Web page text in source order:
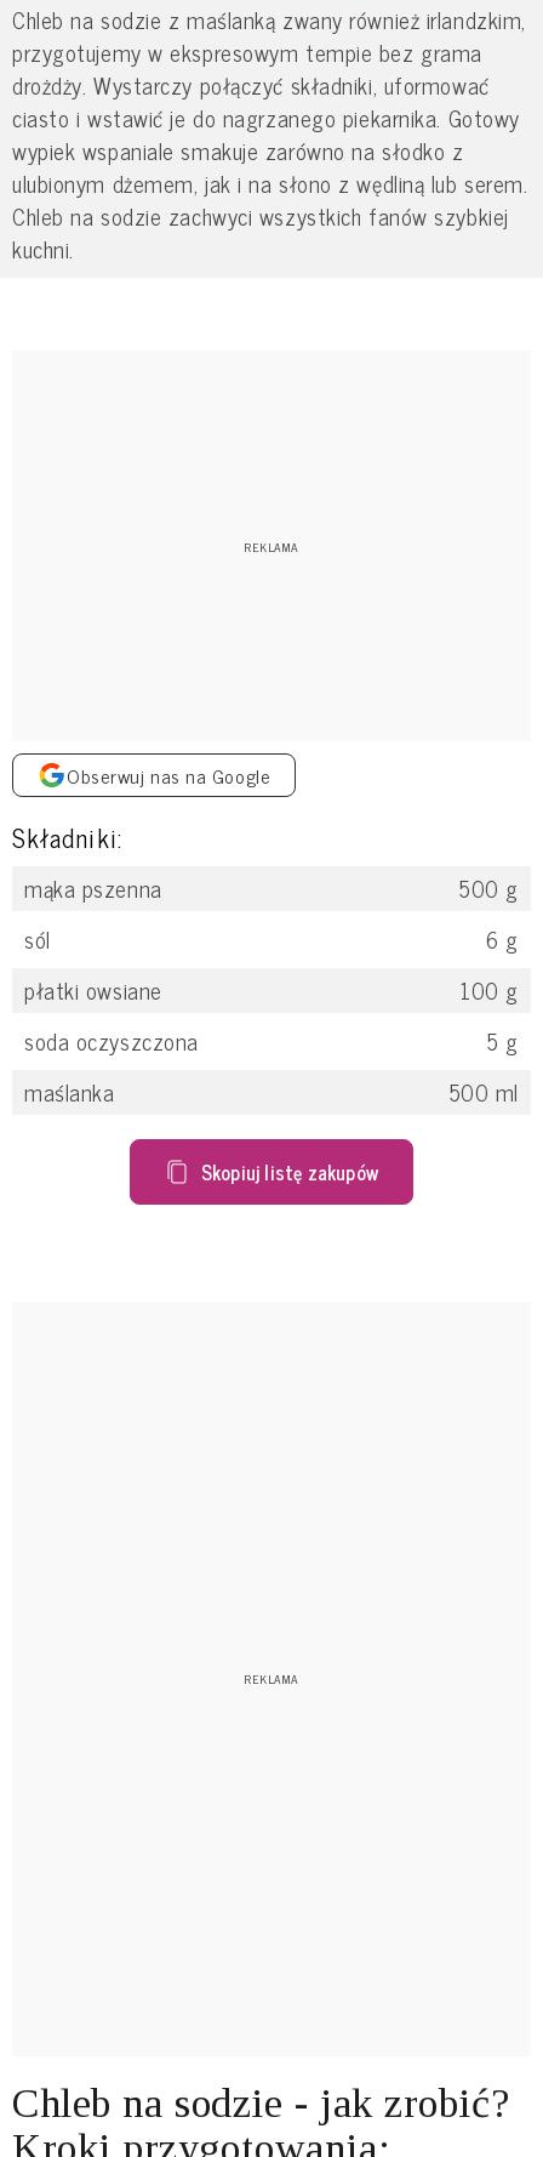
Chleb na sodzie z maślanką zwany również irlandzkim,
przygotujemy w ekspresowym tempie bez grama
drożdży. Wystarczy połączyć składniki, uformować
ciasto i wstawić je do nagrzanego piekarnika. Gotowy
wypiek wspaniale smakuje zarówno na słodko z
ulubionym dżemem, jak i na słono z wędliną lub serem.
Chleb na sodzie zachwyci wszystkich fanów szybkiej
kuchni.
Obserwuj nas na Google
Składniki:
mąka pszenna 500 g
sól
6 g
płatki owsiane
100 g
soda oczyszczona
5 g
maślanka
500 ml
Skopiuj listę zakupów
Chleb na sodzie - jak zrobić?
Kroki przygotowania: